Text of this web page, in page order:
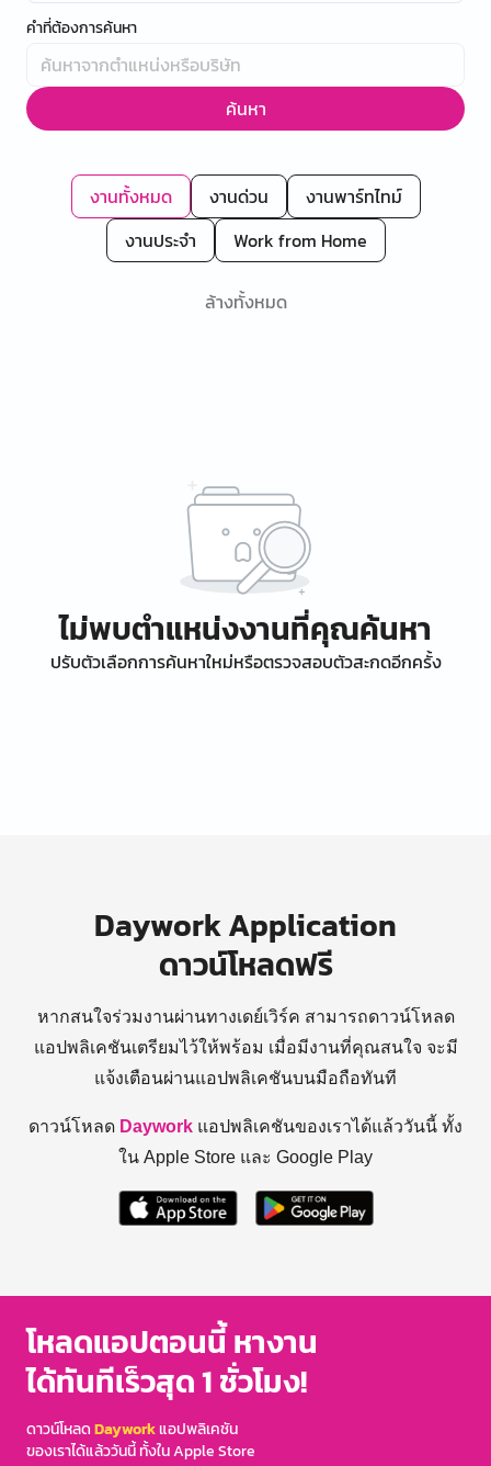
คำที่ต้องการค้นหา
ค้นหา
งานทั้งหมด งานด่วน
งานพาร์ทไทม์
งานประจำ
Work from Home
ล้างทั้งหมด
ไม่พบตำแหน่งงานที่คุณค้นหา
ปรับตัวเลือกการค้นหาใหม่หรือตรวจสอบตัวสะกดอีกครั้ง
Daywork Application
ดาวน์โหลดฟรี
หากสนใจร่วมงานผ่านทางเดย์เวิร์ค สามารถดาวน์โหลด
แอปพลิเคชันเตรียมไว้ให้พร้อม เมื่อมีงานที่คุณสนใจ จะมี
แจ้งเตือนผ่านแอปพลิเคชันบนมือถือทันที
ดาวน์โหลด Daywork แอปพลิเคชันของเราได้แล้ววันนี้ ทั้ง
ใน Apple Store และ Google Play
โหลดแอปตอนนี้ หางาน
ได้ทันทีเร็วสุด 1 ชั่วโมง!
ดาวน์โหลดDayworkแอปพลิเคชัน
ของเราได้แล้ววันนี้ ทั้งใน Apple Store